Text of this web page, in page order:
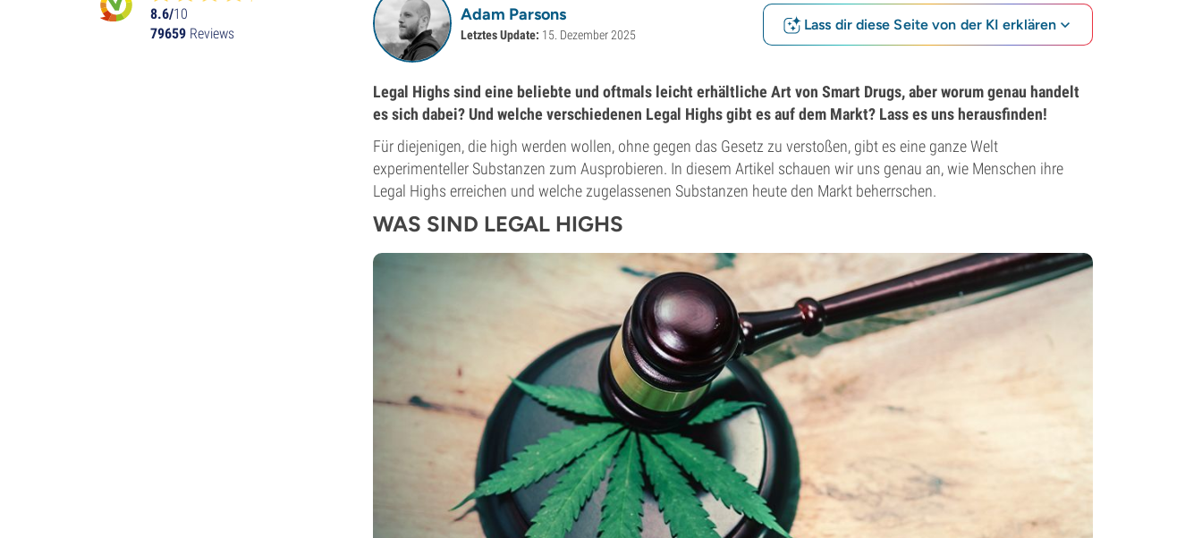
Adam Parsons
Letztes Update: 15. Dezember 2025
Lass dir diese Seite von der KI erklären
Legal Highs sind eine beliebte und oftmals leicht erhältliche Art von Smart Drugs, aber worum genau handelt
es sich dabei? Und welche verschiedenen Legal Highs gibt es auf dem Markt? Lass es uns herausfinden!
Für diejenigen, die high werden wollen, ohne gegen das Gesetz zu verstoßen, gibt es eine ganze Welt
experimenteller Substanzen zum Ausprobieren. In diesem Artikel schauen wir uns genau an, wie Menschen ihre
Legal Highs erreichen und welche zugelassenen Substanzen heute den Markt beherrschen.
WAS SIND LEGAL HIGHS
8.6/10
79659 Reviews